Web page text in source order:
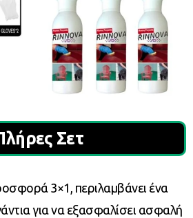
Σετ
3×1, περιλαμβάνει ένα
για να εξασφαλίσει ασφαλή